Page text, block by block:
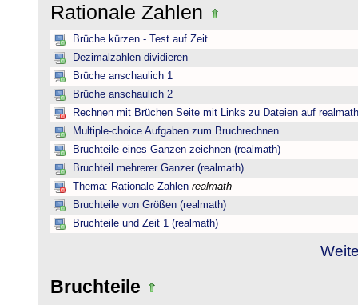
Rationale Zahlen
Brüche kürzen - Test auf Zeit
Dezimalzahlen dividieren
Brüche anschaulich 1
Brüche anschaulich 2
Rechnen mit Brüchen Seite mit Links zu Dateien auf
Multiple-choice Aufgaben zum Bruchrechnen
Bruchteile eines Ganzen zeichnen (realmath)
Bruchteil mehrerer Ganzer (realmath)
Thema: Rationale Zahlen realmath
Bruchteile von Größen (realmath)
Bruchteile und Zeit 1 (realmath)
Bruchteile